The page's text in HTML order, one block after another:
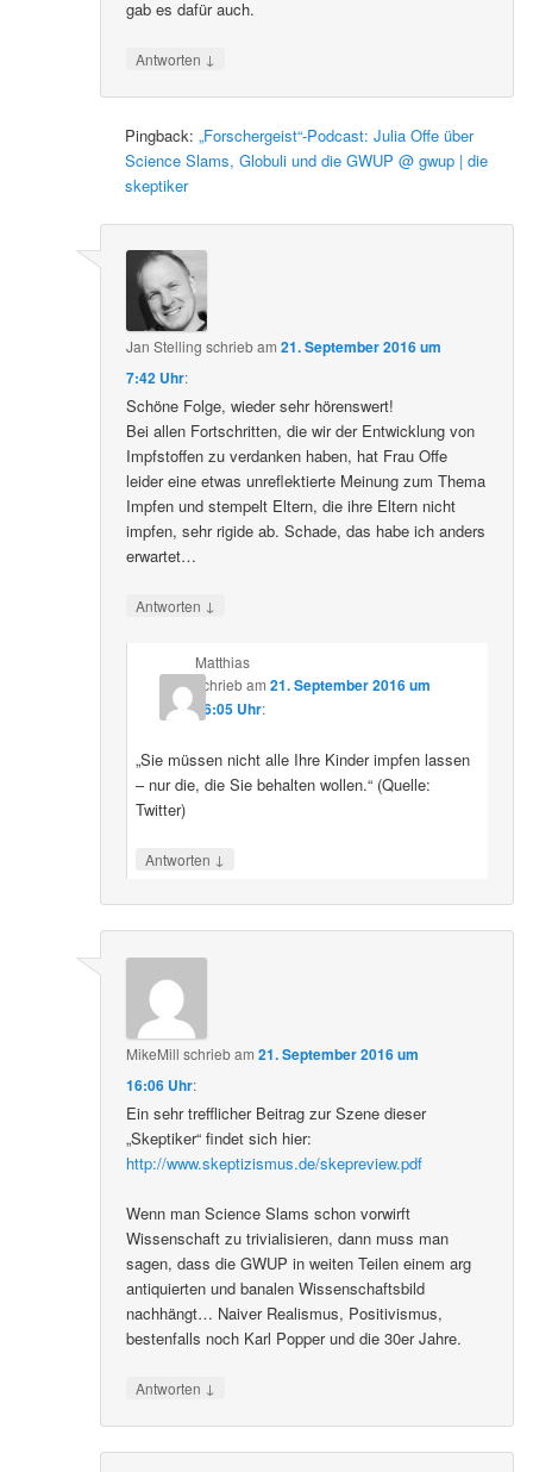
gab es dafür auch.
Antworten ↓
Pingback:„Forschergeist“-Podcast: Julia Offe über
Science Slams, Globuli und die GWUP @ gwup | die
skeptiker
Jan Stelling schriebam21. September 2016 um
7:42 Uhr:
Schöne Folge, wieder sehr hörenswert!
Bei allen Fortschritten, die wir der Entwicklung von
Impfstoffen zu verdanken haben, hat Frau Offe
leider eine etwas unreflektierte Meinung zum Thema
Impfen und stempelt Eltern, die ihre Eltern nicht
impfen, sehr rigide ab. Schade, das habe ich anders
erwartet…
Antworten ↓
Matthias
schriebam 21. September 2016 um
16:05 Uhr:
„Sie müssen nicht alle Ihre Kinder impfen lassen
– nur die, die Sie behalten wollen.“ (Quelle:
Twitter)
Antworten ↓
MikeMill schriebam21. September 2016 um
16:06 Uhr:
Ein sehr trefflicher Beitrag zur Szene dieser
„Skeptiker“ findet sich hier:
http://www.skeptizismus.de/skepreview.pdf
Wenn man Science Slams schon vorwirft
Wissenschaft zu trivialisieren, dann muss man
sagen, dass die GWUP in weiten Teilen einem arg
antiquierten und banalen Wissenschaftsbild
nachhängt… Naiver Realismus, Positivismus,
bestenfalls noch Karl Popper und die 30er Jahre.
Antworten ↓